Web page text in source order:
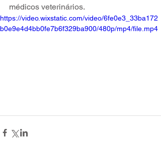
médicos veterinários.
https://video.wixstatic.com/video/6fe0e3_33ba172
b0e9e4d4bb0fe7b6f329ba900/480p/mp4/file.mp4